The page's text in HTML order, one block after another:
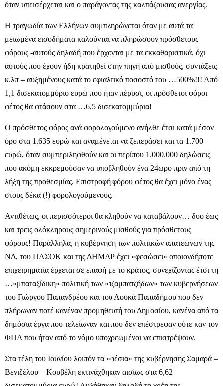
όταν υπεισέρχεται και ο παράγοντας της καλπάζουσας ανεργίας.
Η τραγωδία των Ελλήνων συμπληρώνεται όταν με αυτά τα
μειωμένα εισοδήματα καλούνται να πληρώσουν πρόσθετους
φόρους -αυτούς δηλαδή που έρχονται με τα εκκαθαριστικά, όχι
αυτούς που έχουν ήδη κρατηθεί στην πηγή από μισθούς, συντάξεις
κ.λπ – αυξημένους κατά το εφιαλτικό ποσοστό του …500%!!! Από
1,1 δισεκατομμύριο ευρώ που ήταν πέρυσι, οι πρόσθετοι φόροι
φέτος θα φτάσουν στα …6,5 δισεκατομμύρια!
Ο πρόσθετος φόρος ανά φορολογούμενο ανήλθε έτσι κατά μέσον
όρο στα 1.635 ευρώ και αναμένεται να ξεπεράσει και τα 1.700
ευρώ, όταν συμπεριληφθούν και οι περίπου 1.000.000 δηλώσεις
που ακόμη εκκρεμούσαν να υποβληθούν ένα 24ωρο πριν από τη
λήξη της προθεσμίας. Επιστροφή φόρου φέτος θα έχει μόνο ένας
στους δέκα (!) φορολογούμενους.
Αντιθέτως, οι περισσότεροι θα κληθούν να καταβάλουν… δυο έως
και τρεις ολόκληρους σημερινούς μισθούς για πρόσθετους
φόρους! Παράλληλα, η κυβέρνηση των πολιτικών απατεώνων της
ΝΔ, του ΠΑΣΟΚ και της ΔΗΜΑΡ έχει «φεσώσει» οποιονδήποτε
επιχειρηματία έρχεται σε επαφή με το κράτος, συνεχίζοντας έτσι τη
…«μπαταξίδικη» πολιτική των «τζαμπατζήδων» των κυβερνήσεων
του Γιώργου Παπανδρέου και του Λουκά Παπαδήμου που δεν
πλήρωναν ποτέ κανέναν προμηθευτή του Δημοσίου, κανένα από τα
δημόσια έργα που τελείωναν και που δεν επέστρεφαν ούτε καν τον
ΦΠΑ που ήταν από το νόμο υποχρεωμένοι να επιστρέψουν.
Στα τέλη του Ιουνίου λοιπόν τα «φέσια» της κυβέρνησης Σαμαρά –
Βενιζέλου – Κουβέλη εκτινάχθηκαν αισίως στα 6,62